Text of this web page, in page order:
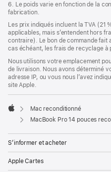
6. Le poids varie en fonction de la
fabrication.
Les prix indiqués incluent la TVA (21
applicables, mais s’entendent hors
contraire). Le bon de commande fait
cas échéant, les frais de recyclage
Nous utilisons votre emplacement
de livraison. Nous avons déterminé
adresse IP, ou vous nous l’avez
site Apple.
Apple
Mac reconditionné
MacBook Pro 14 pouces reconditionné avec
S’informer et acheter
Apple Cartes